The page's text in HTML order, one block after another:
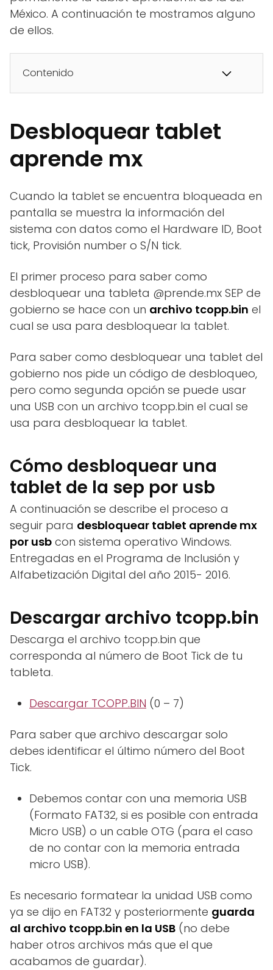
México. A continuación te mostramos alguno
de ellos.
Contenido
Desbloquear tablet
aprende mx
Cuando la tablet se encuentra bloqueada en
pantalla se muestra la información del
sistema con datos como el Hardware ID, Boot
tick, Provisión number o S/N tick.
El primer proceso para saber como
desbloquear una tableta @prende.mx SEP de
gobierno se hace con un archivo tcopp.bin el
cual se usa para desbloquear la tablet.
Para saber como desbloquear una tablet del
gobierno nos pide un código de desbloqueo,
pero como segunda opción se puede usar
una USB con un archivo tcopp.bin el cual se
usa para desbloquear la tablet.
Cómo desbloquear una
tablet de la sep por usb
A continuación se describe el proceso a
seguir para desbloquear tablet aprende mx
por usb con sistema operativo Windows.
Entregadas en el Programa de Inclusión y
Alfabetización Digital del año 2015- 2016.
Descargar archivo tcopp.bin
Descarga el archivo tcopp.bin que
corresponda al número de Boot Tick de tu
tableta.
Descargar TCOPP.BIN (0 – 7)
Para saber que archivo descargar solo
debes identificar el último número del Boot
Tick.
Debemos contar con una memoria USB
(Formato FAT32, si es posible con entrada
Micro USB) o un cable OTG (para el caso
de no contar con la memoria entrada
micro USB).
Es necesario formatear la unidad USB como
ya se dijo en FAT32 y posteriormente guarda
al archivo tcopp.bin en la USB (no debe
haber otros archivos más que el que
acabamos de guardar).